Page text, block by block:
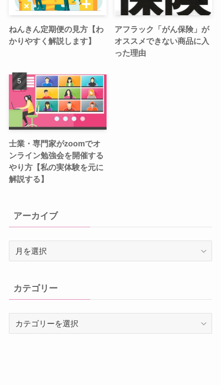
ねんきん定期便の見方【わ
かりやすく解説します】
アフラック「がん保険」が
オススメできない商品に入
った理由
士業・専門家がzoomでオ
ンライン勉強会を開催する
やり方【私の実体験を元に
解説する】
アーカイブ
ブ
カテゴリー